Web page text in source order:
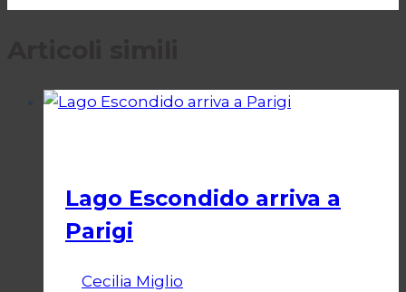
Lago Escondido arriva a
Parigi
Cecilia Miglio